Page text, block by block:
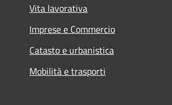
Vita lavorativa
Imprese e Commercio
Catasto e urbanistica
Mobilità e trasporti